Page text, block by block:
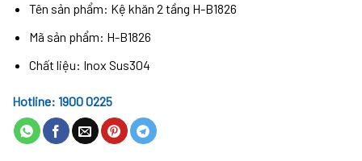
Tên sản phẩm: Kệ khăn 2 tầng H-B1826
Mã sản phẩm: H-B1826
Chất liệu: Inox Sus304
Hotline: 1900 0225